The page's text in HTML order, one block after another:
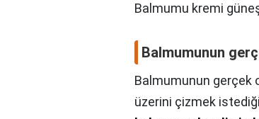
Balmumu kremi
Balmumunun
Balmumunun gerçek
üzerini çizmek